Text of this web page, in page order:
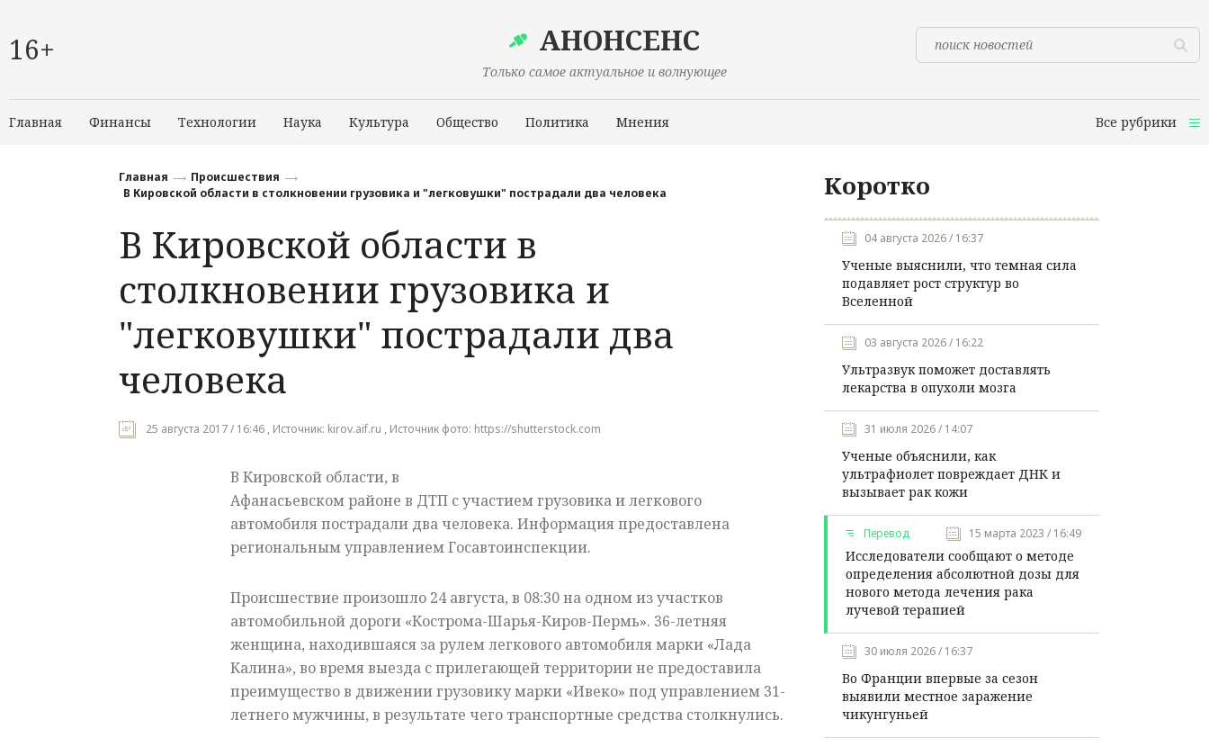
16+ АНОНСЕНС
Только самое актуальное и волнующее
Главная Финансы Технологии Наука Культура Общество Политика Мнения Все рубрики
Главная
Происшествия
В Кировской области в столкновении грузовика и "легковушки" пострадали два человека
В Кировской области в
столкновении грузовика и
"легковушки" пострадали два
человека
25 августа 2017 / 16:46 , Источник: kirov.aif.ru , Источник фото: https://shutterstock.com
В Кировской области, в
Афанасьевском районе в ДТП с участием грузовика и легкового
автомобиля пострадали два человека. Информация предоставлена
региональным управлением Госавтоинспекции.
Происшествие произошло 24 августа, в 08:30 на одном из участков
автомобильной дороги «Кострома-Шарья-Киров-Пермь». 36-летняя
женщина, находившаяся за рулем легкового автомобиля марки «Лада
Калина», во время выезда с прилегающей территории не предоставила
преимущество в движении грузовику марки «Ивеко» под управлением 31-
летнего мужчины, в результате чего транспортные средства столкнулись.
Коротко
04 августа 2026 / 16:37
Ученые выяснили, что темная сила
подавляет рост структур во
Вселенной
03 августа 2026 / 16:22
Ультразвук поможет доставлять
лекарства в опухоли мозга
31 июля 2026 / 14:07
Ученые объяснили, как
ультрафиолет повреждает ДНК и
вызывает рак кожи
Перевод 15 марта 2023 / 16:49
Исследователи сообщают о методе
определения абсолютной дозы для
нового метода лечения рака
лучевой терапией
30 июля 2026 / 16:37
Во Франции впервые за сезон
выявили местное заражение
чикунгуньей